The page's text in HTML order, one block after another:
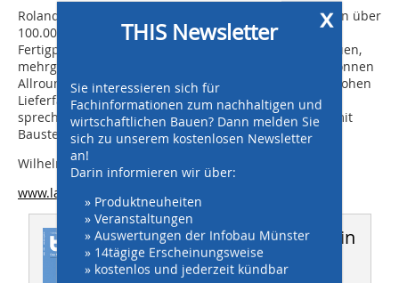
Roland Hassert: Für ein Traggerüst zum Betonieren von über
100.000 Quadratmeter großen Deckenflächen aus
Fertigplatten und Ortbeton waren beim Bau eines neuen,
mehrgeschossigen Gebäudekomplexes bis zu 2.000 Tonnen
Allround Traggerüst TG 60 notwendig. Dank unserer hohen
Lieferfähigkeit konnten wir das Gerüstmaterial – wir
sprechen hier immerhin von über 110 Sattelzügen – mit
Baustellenfortschritt termingerecht anliefern.
Wilhelm Layher GmbH & Co KG
www.layher.com
Dieser Artikel erschien in
THIS 01/2016
x
THIS Newsletter
Sie interessieren sich für
Fachinformationen zum nachhaltigen und
wirtschaftlichen Bauen? Dann melden Sie
sich zu unserem kostenlosen Newsletter
an!
Darin informieren wir über:
» Produktneuheiten
» Veranstaltungen
» Auswertungen der Infobau Münster
» 14tägige Erscheinungsweise
» kostenlos und jederzeit kündbar